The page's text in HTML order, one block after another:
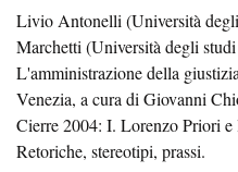
Livio Antonelli (Università
Marchetti (Università degli
L'amministrazione della
Venezia, a cura di Giovanni
Cierre 2004: I. Lorenzo Priori
Retoriche, stereotipi, prassi.